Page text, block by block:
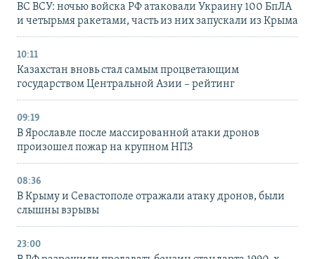
ВС ВСУ: ночью войска РФ атаковали Украину 100 БпЛА
и четырьмя ракетами, часть из них запускали из Крыма
10:11
Казахстан вновь стал самым процветающим
государством Центральной Азии – рейтинг
09:19
В Ярославле после массированной атаки дронов
произошел пожар на крупном НПЗ
08:36
В Крыму и Севастополе отражали атаку дронов, были
слышны взрывы
23:00